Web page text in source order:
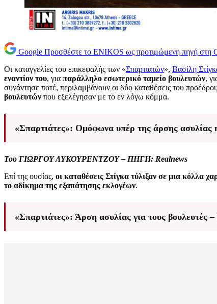
Google Προσθέστε το ENIKOS ως προτιμώμενη πηγή στη
Οι καταγγελίες του επικεφαλής των «Σπαρτιατών», Βασίλη
εναντίον του, για παράλληλο εσωτερικό ταμείο βουλευτών,
συνάντησε ποτέ, περιλαμβάνουν οι δύο καταθέσεις του
βουλευτών που εξελέγησαν με το εν λόγω κόμμα.
«Σπαρτιάτες»: Ομόφωνα υπέρ της άρσης ασυλίας
Του ΓΙΩΡΓΟΥ ΛΥΚΟΥΡΕΝΤΖΟΥ – ΠΗΓΗ: Realnews
Επί της ουσίας, οι καταθέσεις Στίγκα τύλιξαν σε μια κόλλα
το αδίκημα της εξαπάτησης εκλογέων.
«Σπαρτιάτες»: Άρση ασυλίας για τους